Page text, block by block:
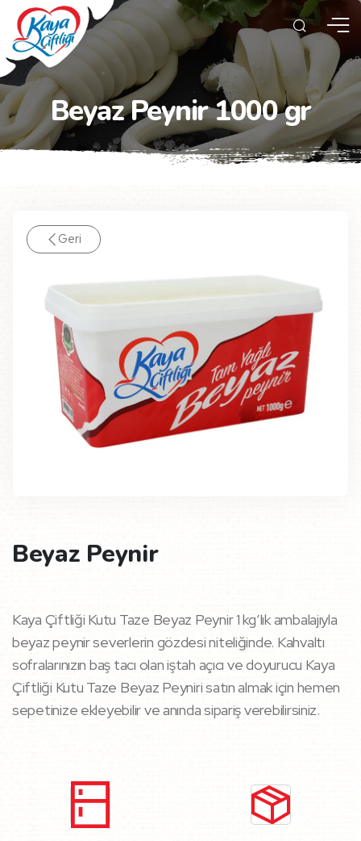
Beyaz Peynir 1000 gr
Geri
Beyaz Peynir
Kaya Çiftliği Kutu Taze Beyaz Peynir 1 kg’lık ambalajıyla
beyaz peynir severlerin gözdesi niteliğinde. Kahvaltı
sofralarınızın baş tacı olan iştah açıcı ve doyurucu Kaya
Çiftliği Kutu Taze Beyaz Peyniri satın almak için hemen
sepetinize ekleyebilir ve anında sipariş verebilirsiniz.